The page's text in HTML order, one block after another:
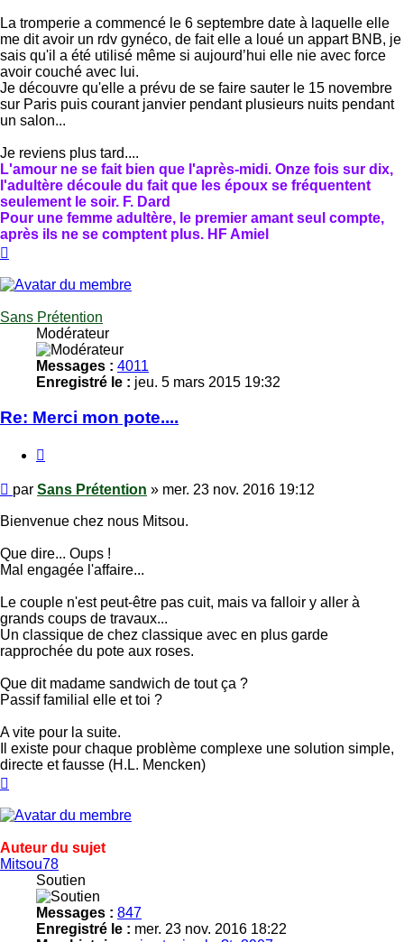
La tromperie a commencé le 6 septembre date à laquelle elle
me dit avoir un rdv gynéco, de fait elle a loué un appart BNB, je
sais qu'il a été utilisé même si aujourd’hui elle nie avec force
avoir couché avec lui.
Je découvre qu'elle a prévu de se faire sauter le 15 novembre
sur Paris puis courant janvier pendant plusieurs nuits pendant
un salon...
Je reviens plus tard....
L'amour ne se fait bien que l'après-midi. Onze fois sur dix,
l'adultère découle du fait que les époux se fréquentent
seulement le soir. F. Dard
Pour une femme adultère, le premier amant seul compte,
après ils ne se comptent plus. HF Amiel
Sans Prétention
Modérateur
Messages : 4011
Enregistré le : jeu. 5 mars 2015 19:32
Re: Merci mon pote....
Message
par Sans Prétention » mer. 23 nov. 2016 19:12
Bienvenue chez nous Mitsou.
Que dire... Oups !
Mal engagée l'affaire...
Le couple n'est peut-être pas cuit, mais va falloir y aller à
grands coups de travaux...
Un classique de chez classique avec en plus garde
rapprochée du pote aux roses.
Que dit madame sandwich de tout ça ?
Passif familial elle et toi ?
A vite pour la suite.
Il existe pour chaque problème complexe une solution simple,
directe et fausse (H.L. Mencken)
Auteur du sujet
Mitsou78
Soutien
Messages : 847
Enregistré le : mer. 23 nov. 2016 18:22